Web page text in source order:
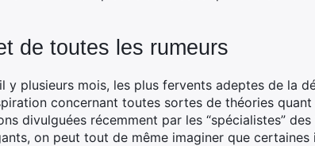
de toutes les rumeurs
y plusieurs mois, les plus fervents adeptes de la
concernant toutes sortes de théories
divulguées récemment par les “spécialistes”
on peut tout de même imaginer que